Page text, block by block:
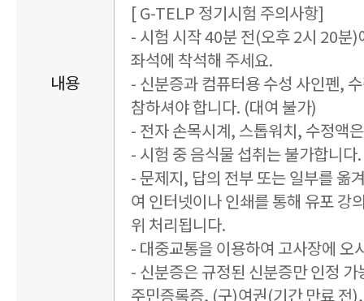
내용
[ G-TELP 정기시험 주의사항]
- 시험 시작 40분 전(오후 2시 20분)
좌석에 착석해 주세요.
- 신분증과 컴퓨터용 수성 사인펜,
참하셔야 합니다. (대여 불가)
- 전자 손목시계, 스톱워치, 수정액
- 시험 중 음식물 섭취는 불가합니
- 문제지, 답의 전부 또는 일부를 옮
여 인터넷이나 인쇄를 통해 유포 강
위 처리됩니다.
- 대중교통을 이용하여 고사장에 오
- 신분증은 규정된 신분증만 인정 가
주민증록증, (구)여권(기간 만료 전